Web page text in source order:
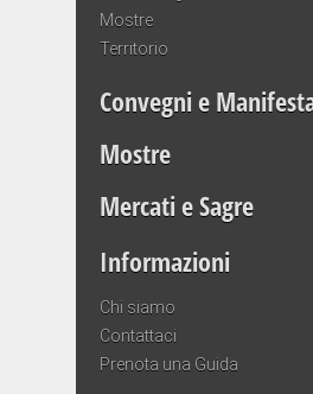
Mostre
Territorio
Convegni e
Mostre
Mercati e Sagre
Informazioni
Chi siamo
Contattaci
Prenota una Guida